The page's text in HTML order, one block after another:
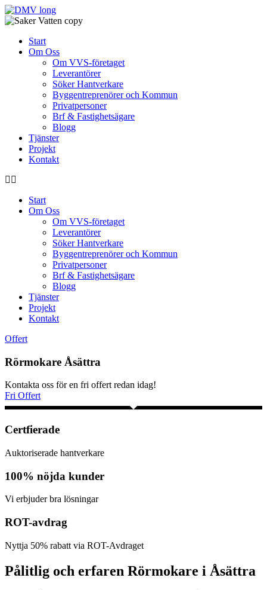
Skip
to
Start
Om Oss
Om VVS-företaget
Leverantörer
Söker Hantverkare
Byggentreprenörer och Kommun
Privatpersoner
Brf & Fastighetsägare
Blogg
Tjänster
Projekt
Kontakt
Start
Om Oss
Om VVS-företaget
Leverantörer
Söker Hantverkare
Byggentreprenörer och Kommun
Privatpersoner
Brf & Fastighetsägare
Blogg
Tjänster
Projekt
Kontakt
Offert
Rörmokare Åsättra
Kontakta oss för en fri offert redan idag!
Fri Offert
Certfierade
Auktoriserade hantverkare
100% nöjda kunder
Vi erbjuder bra lösningar
ROT-avdrag
Nyttja 50% rabatt via ROT-Avdraget
Pålitlig och erfaren Rörmokare i Åsättra